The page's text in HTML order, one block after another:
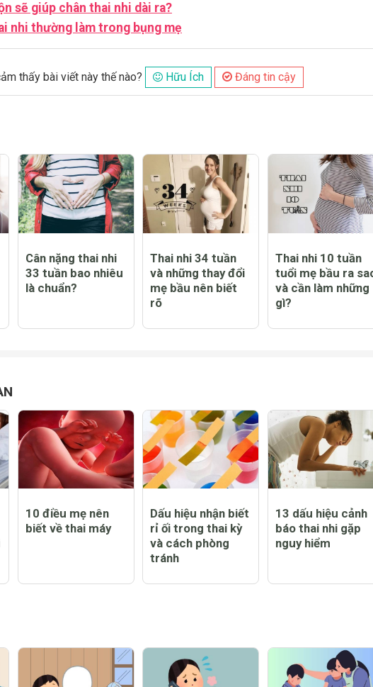
sẽ giúp chân thai nhi dài ra?
nhi thường làm trong bụng mẹ
thấy bài viết này thế nào? Hữu Ích Đáng tin cậy
Đăng
rõ
gì?
và cách phòng
tránh
nguy hiểm